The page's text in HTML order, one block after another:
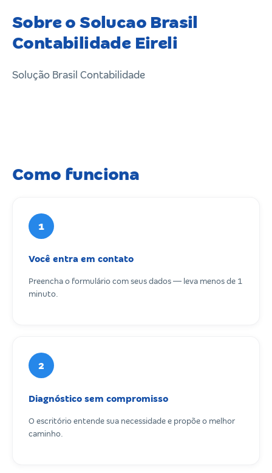
Sobre o Solucao Brasil
Contabilidade Eireli
Solução Brasil Contabilidade
Como funciona
1
Você entra em contato
Preencha o formulário com seus dados — leva menos de 1
minuto.
2
Diagnóstico sem compromisso
O escritório entende sua necessidade e propõe o melhor
caminho.